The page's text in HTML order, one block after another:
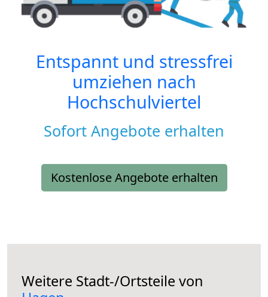
Entspannt und stressfrei
umziehen nach
Hochschulviertel
Sofort Angebote erhalten
Kostenlose Angebote erhalten
Weitere Stadt-/Ortsteile von